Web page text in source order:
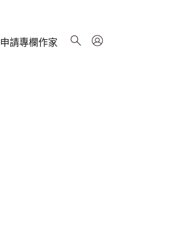
申請專欄作家